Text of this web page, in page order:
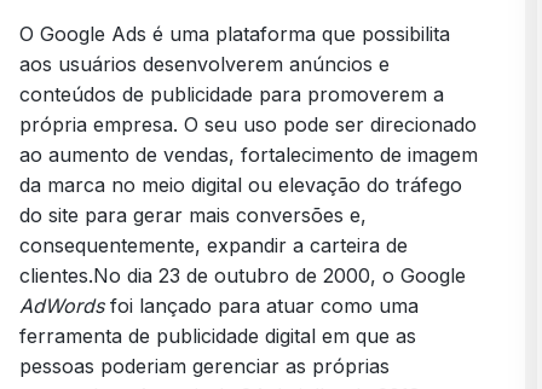
O Google Ads é uma plataforma que possibilita
aos usuários desenvolverem anúncios e
conteúdos de publicidade para promoverem a
própria empresa. O seu uso pode ser direcionado
ao aumento de vendas, fortalecimento de imagem
da marca no meio digital ou elevação do tráfego
do site para gerar mais conversões e,
consequentemente, expandir a carteira de
clientes.No dia 23 de outubro de 2000, o Google
AdWordsfoi lançado para atuar como uma
ferramenta de publicidade digital em que as
pessoas poderiam gerenciar as próprias